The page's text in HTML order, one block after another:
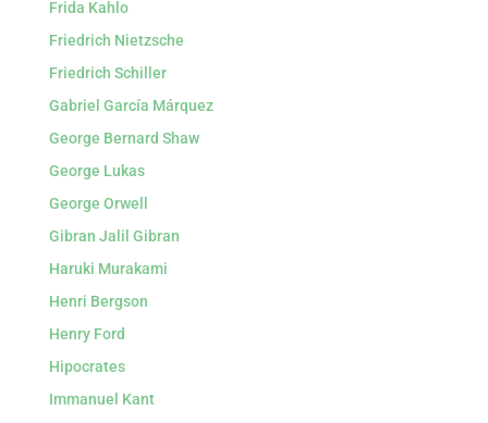
Frida Kahlo
Friedrich Nietzsche
Friedrich Schiller
Gabriel García Márquez
George Bernard Shaw
George Lukas
George Orwell
Gibran Jalil Gibran
Haruki Murakami
Henri Bergson
Henry Ford
Hipocrates
Immanuel Kant